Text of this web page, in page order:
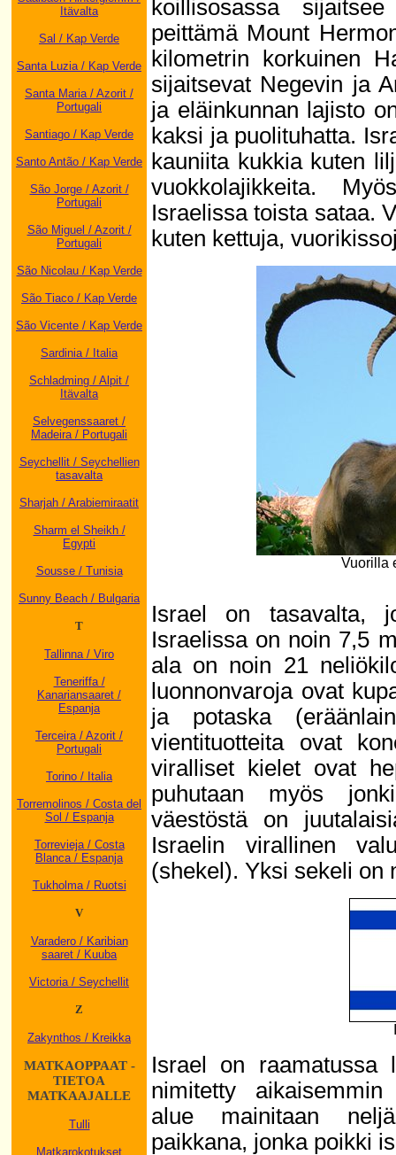
Itävalta
Sal / Kap Verde
Santa Luzia / Kap Verde
Santa Maria / Azorit /
Portugali
Santiago / Kap Verde
Santo Antão / Kap Verde
São Jorge / Azorit /
Portugali
São Miguel / Azorit /
Portugali
São Nicolau / Kap Verde
São Tiaco / Kap Verde
São Vicente / Kap Verde
Sardinia / Italia
Schladming / Alpit /
Itävalta
Selvegenssaaret /
Madeira / Portugali
Seychellit / Seychellien
tasavalta
Sharjah / Arabiemiraatit
Sharm el Sheikh /
Egypti
Sousse / Tunisia
Sunny Beach / Bulgaria
T
Tallinna / Viro
Teneriffa /
Kanariansaaret /
Espanja
Terceira / Azorit /
Portugali
Torino / Italia
Torremolinos / Costa del
Sol / Espanja
Torrevieja / Costa
Blanca / Espanja
Tukholma / Ruotsi
V
Varadero / Karibian
saaret / Kuuba
Victoria / Seychellit
Z
Zakynthos / Kreikka
MATKAOPPAAT -
TIETOA
MATKAAJALLE
Tulli
Matkarokotukset
koillisosassa
peittämä Mount
kilometrin korkuinen
sijaitsevat Negevin ja
ja eläinkunnan lajisto
kaksi ja puolituhatta.
kauniita kukkia kuten
vuokkolajikkeita.
Israelissa toista sataa.
kuten kettuja,
Vuorilla
Israel on tasavalta,
Israelissa on noin 7,5
ala on noin 21
luonnonvaroja ovat
ja potaska
vientituotteita ovat
viralliset kielet ovat
puhutaan myös
väestöstä on
Israelin virallinen
(shekel). Yksi sekeli on
Israel on raamatussa
nimitetty aikaisemmin
alue mainitaan
paikkana, jonka poikki